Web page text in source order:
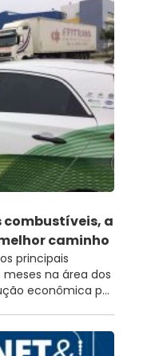
a
caminho
principais
na área dos
econômica p...